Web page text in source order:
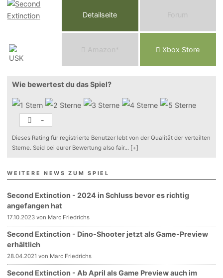
Detailseite Forum
Ama o n* Xbox Store
Wie bewertest du das Spiel?
-
Dieses Rating für registrierte Benutzer lebt von der Qualität der verteilten
Sterne. Seid bei eurer Bewertung also fair... [+]
WEITERE NEWS ZUM SPIEL
Second Extinction - 2024 in Schluss bevor es richtig
angefangen hat
17.10.2023 von Marc Friedrichs
Second Extinction - Dino-Shooter jetzt als Game-Preview
erhältlich
28.04.2021 von Marc Friedrichs
Second Extinction - Ab April als Game Preview auch im